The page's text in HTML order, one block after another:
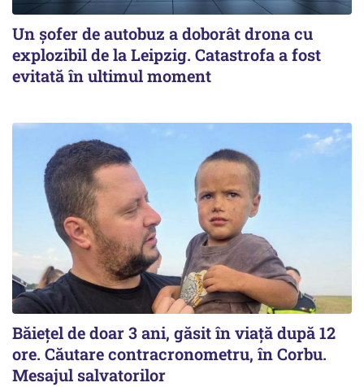
Un șofer de autobuz a doborât drona cu
explozibil de la Leipzig. Catastrofa a fost
evitată în ultimul moment
Băiețel de doar 3 ani, găsit în viață după 12
ore. Căutare contracronometru, în Corbu.
Mesajul salvatorilor